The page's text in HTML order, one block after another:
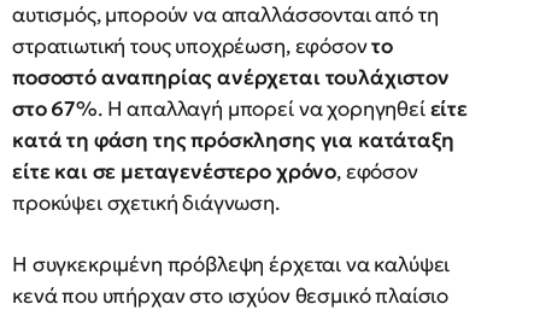
αυτισμός, μπορούν να απαλλάσσονται από τη
στρατιωτική τους υποχρέωση, εφόσοντο
ποσοστό αναπηρίας ανέρχεται τουλάχιστον
στο 67%. Η απαλλαγή μπορεί να χορηγηθείείτε
κατά τη φάση της πρόσκλησης για κατάταξη
είτε και σε μεταγενέστερο χρόνο, εφόσον
προκύψει σχετική διάγνωση.
Η συγκεκριμένη πρόβλεψη έρχεται να καλύψει
κενά που υπήρχαν στο ισχύον θεσμικό πλαίσιο